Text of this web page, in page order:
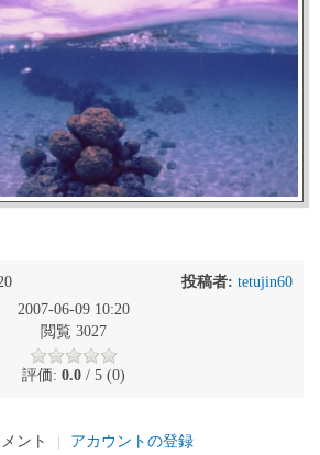
投稿者: tetujin60
2007-06-09 10:20
閲覧 3027
評価: 0.0 / 5 (0)
ント アカウントの登録